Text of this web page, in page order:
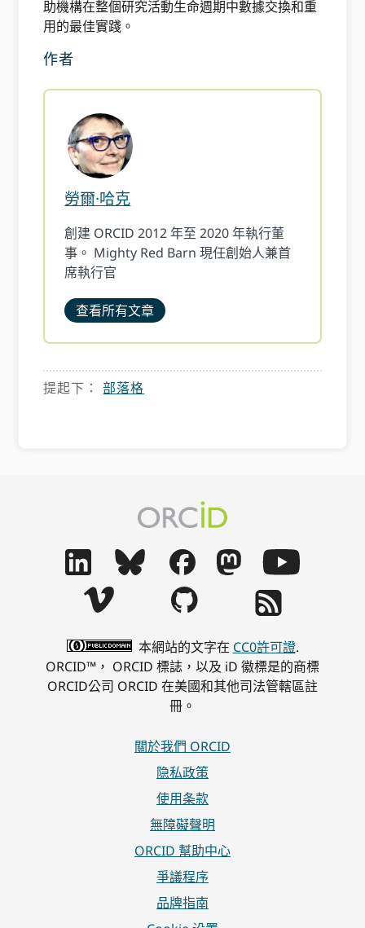
助機構在整個研究活動生命週期中數據交換和重
用的最佳實踐。
作者
勞爾·哈克
創建 ORCID 2012 年至 2020 年執行董
事。 Mighty Red Barn 現任創始人兼首
席執行官
查看所有文章
提起下：部落格
本網站的文字在 CC0許可證.
ORCID™， ORCID 標誌，以及 iD 徽標是的商標
ORCID公司 ORCID 在美國和其他司法管轄區註
冊。
關於我們 ORCID
隐私政策
使用条款
無障礙聲明
ORCID 幫助中心
爭議程序
品牌指南